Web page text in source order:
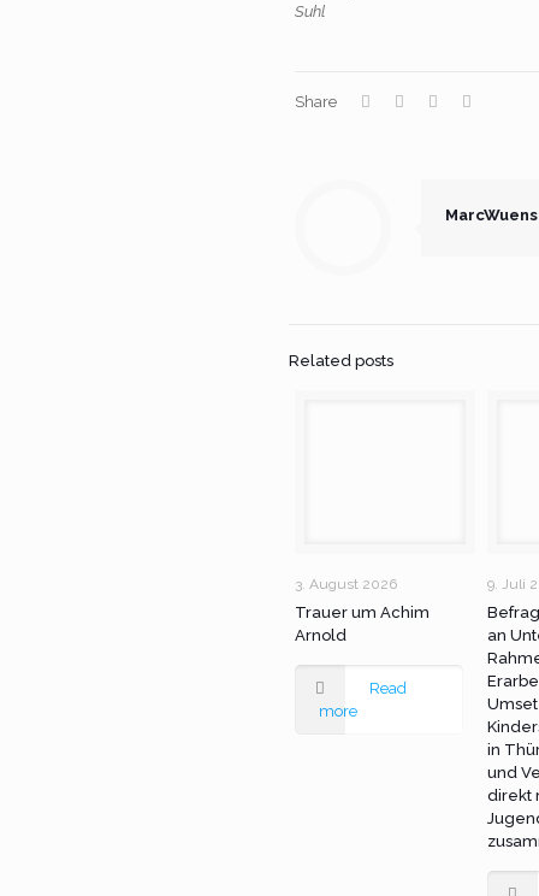
Suhl
Share
Related posts
3. August 2026
Trauer um Achim
Arnold
Read
more
9. Juli
an
in
und
direkt